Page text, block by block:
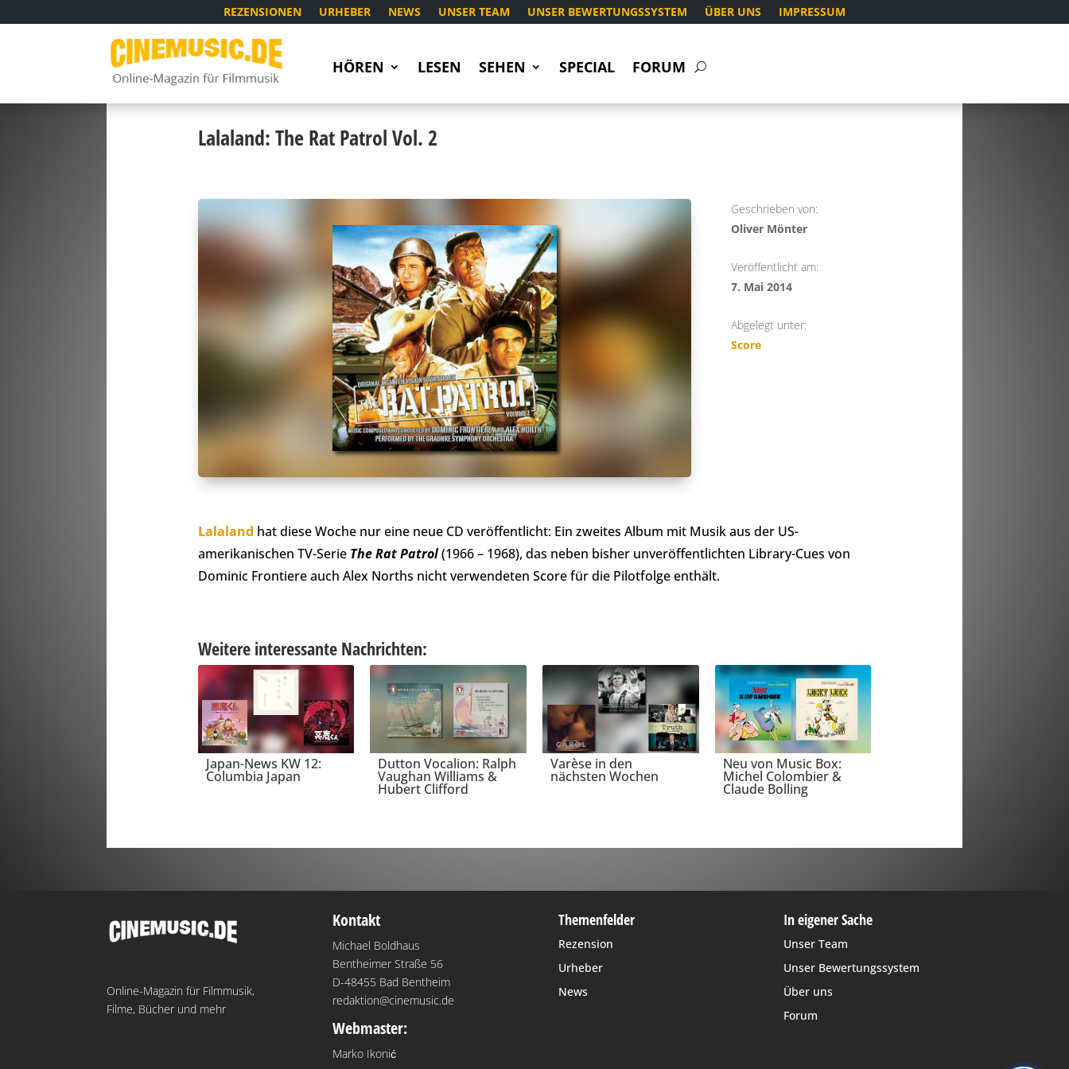
REZENSIONEN URHEBER NEWS UNSER TEAM UNSER BEWERTUNGSSYSTEM ÜBER UNS IMPRESSUM
HÖREN LESEN SEHEN SPECIAL FORUM
Lalaland: The Rat Patrol Vol. 2
Geschrieben von:
Oliver Mönter
Veröffentlicht am:
7. Mai 2014
Abgelegt unter:
Score
Lalaland hat diese Woche nur eine neue CD veröffentlicht: Ein zweites Album mit Musik aus der US-
amerikanischen TV-Serie The Rat Patrol(1966 – 1968), das neben bisher unveröffentlichten Library-Cues von
Dominic Frontiere auch Alex Norths nicht verwendeten Score für die Pilotfolge enthält.
Weitere interessante Nachrichten:
Japan-News KW 12:
Columbia Japan
Dutton Vocalion: Ralph
Vaughan Williams &
Hubert Clifford
Varèse in den
nächsten Wochen
Neu von Music Box:
Michel Colombier &
Claude Bolling
Online-Magazin für Filmmusik,
Filme, Bücher und mehr
Kontakt
Michael Boldhaus
Bentheimer Straße 56
D-48455 Bad Bentheim
redaktion@cinemusic.de
Webmaster:
Marko Ikonić
Themenfelder
Rezension
Urheber
News
In eigener Sache
Unser Team
Unser Bewertungssystem
Über uns
Forum